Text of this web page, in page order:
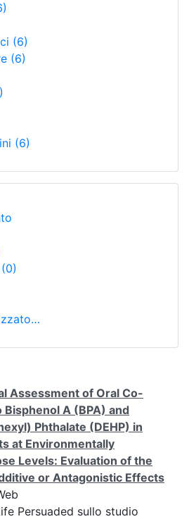
(6)
(6)
(6)
(0)
Assessment of Oral Co-
Bisphenol A (BPA) and
Phthalate (DEHP) in
at Environmentally
Levels: Evaluation of the
or Antagonistic Effects
Persuaded sullo studio